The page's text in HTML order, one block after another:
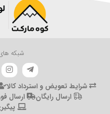
شبکه
شرایط تعویض و استرداد کالا
ارسال رایگان
ارسال